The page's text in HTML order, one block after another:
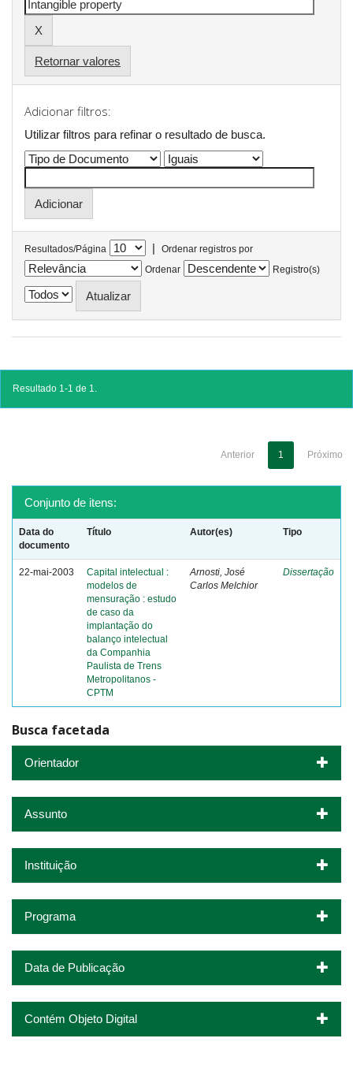
Retornar valores
Adicionar filtros:
Utilizar filtros para refinar o resultado de busca.
Resultados/Página |
Ordenar registros por
Ordenar
Registro(s)
Resultado 1-1 de 1.
Anterior 1 Próximo
Conjunto de itens:
Data do
documento
Título Autor(es) Tipo
22-mai-2003
Capital intelectual :
modelos de
mensuração : estudo
de caso da
implantação do
balanço intelectual
da Companhia
Paulista de Trens
Metropolitanos -
CPTM
Arnosti, José
Carlos Melchior
Dissertação
Busca facetada
Orientador
Assunto
Instituição
Programa
Data de Publicação
Contém Objeto Digital